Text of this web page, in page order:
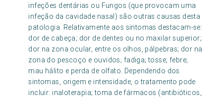
infeções dentárias ou Fungos (que provocam uma
infeção da cavidade nasal) são outras causas desta
patologia. Relativamente aos sintomas destacam-se:
dor de cabeça; dor de dentes ou no maxilar superior;
dor na zona ocular, entre os olhos, pálpebras; dor na
zona do pescoço e ouvidos; fadiga; tosse; febre;
mau hálito e perda de olfato. Dependendo dos
sintomas, origem e intensidade, o tratamento pode
incluir: inaloterapia; toma de fármacos (antibióticos,